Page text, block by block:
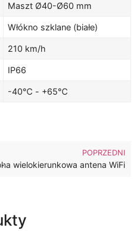
Maszt Ø40-Ø60 mm
Włókno szklane (białe)
210 km/h
IP66
-40℃ - +65℃
POPRZEDNI
wielokierunkowa antena WiFi
antena WiFi o wysokim